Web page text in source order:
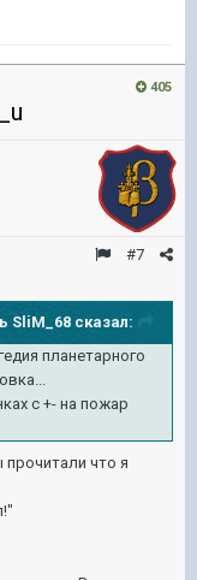
405
#7
SliM_68 сказал:
планетарного
с +- на пожар
что я